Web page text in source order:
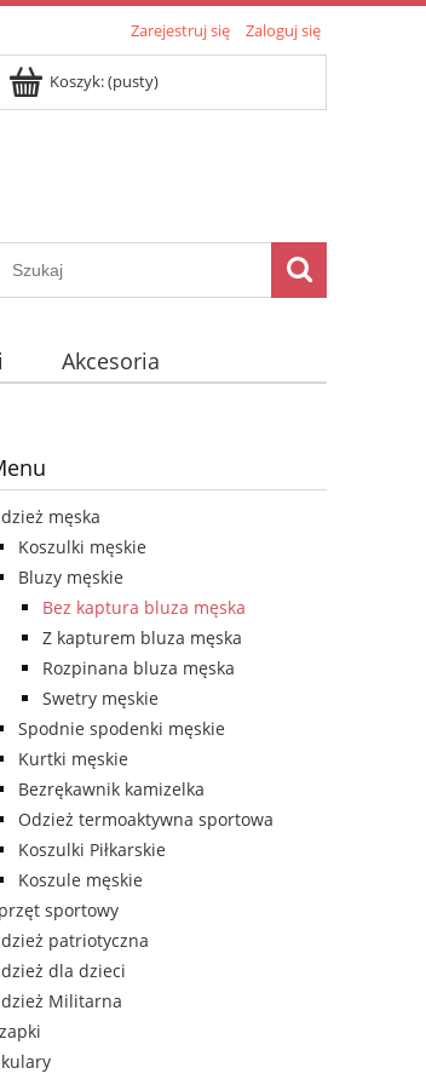
Zarejestruj się Zaloguj się
Koszyk:(pusty)
Akcesoria
męska
Koszulki męskie
Bluzy męskie
Bez kaptura bluza męska
Z kapturem bluza męska
Rozpinana bluza męska
Swetry męskie
Spodnie spodenki męskie
Kurtki męskie
Bezrękawnik kamizelka
Odzież termoaktywna sportowa
Koszulki Piłkarskie
Koszule męskie
sportowy
patriotyczna
dla dzieci
Militarna